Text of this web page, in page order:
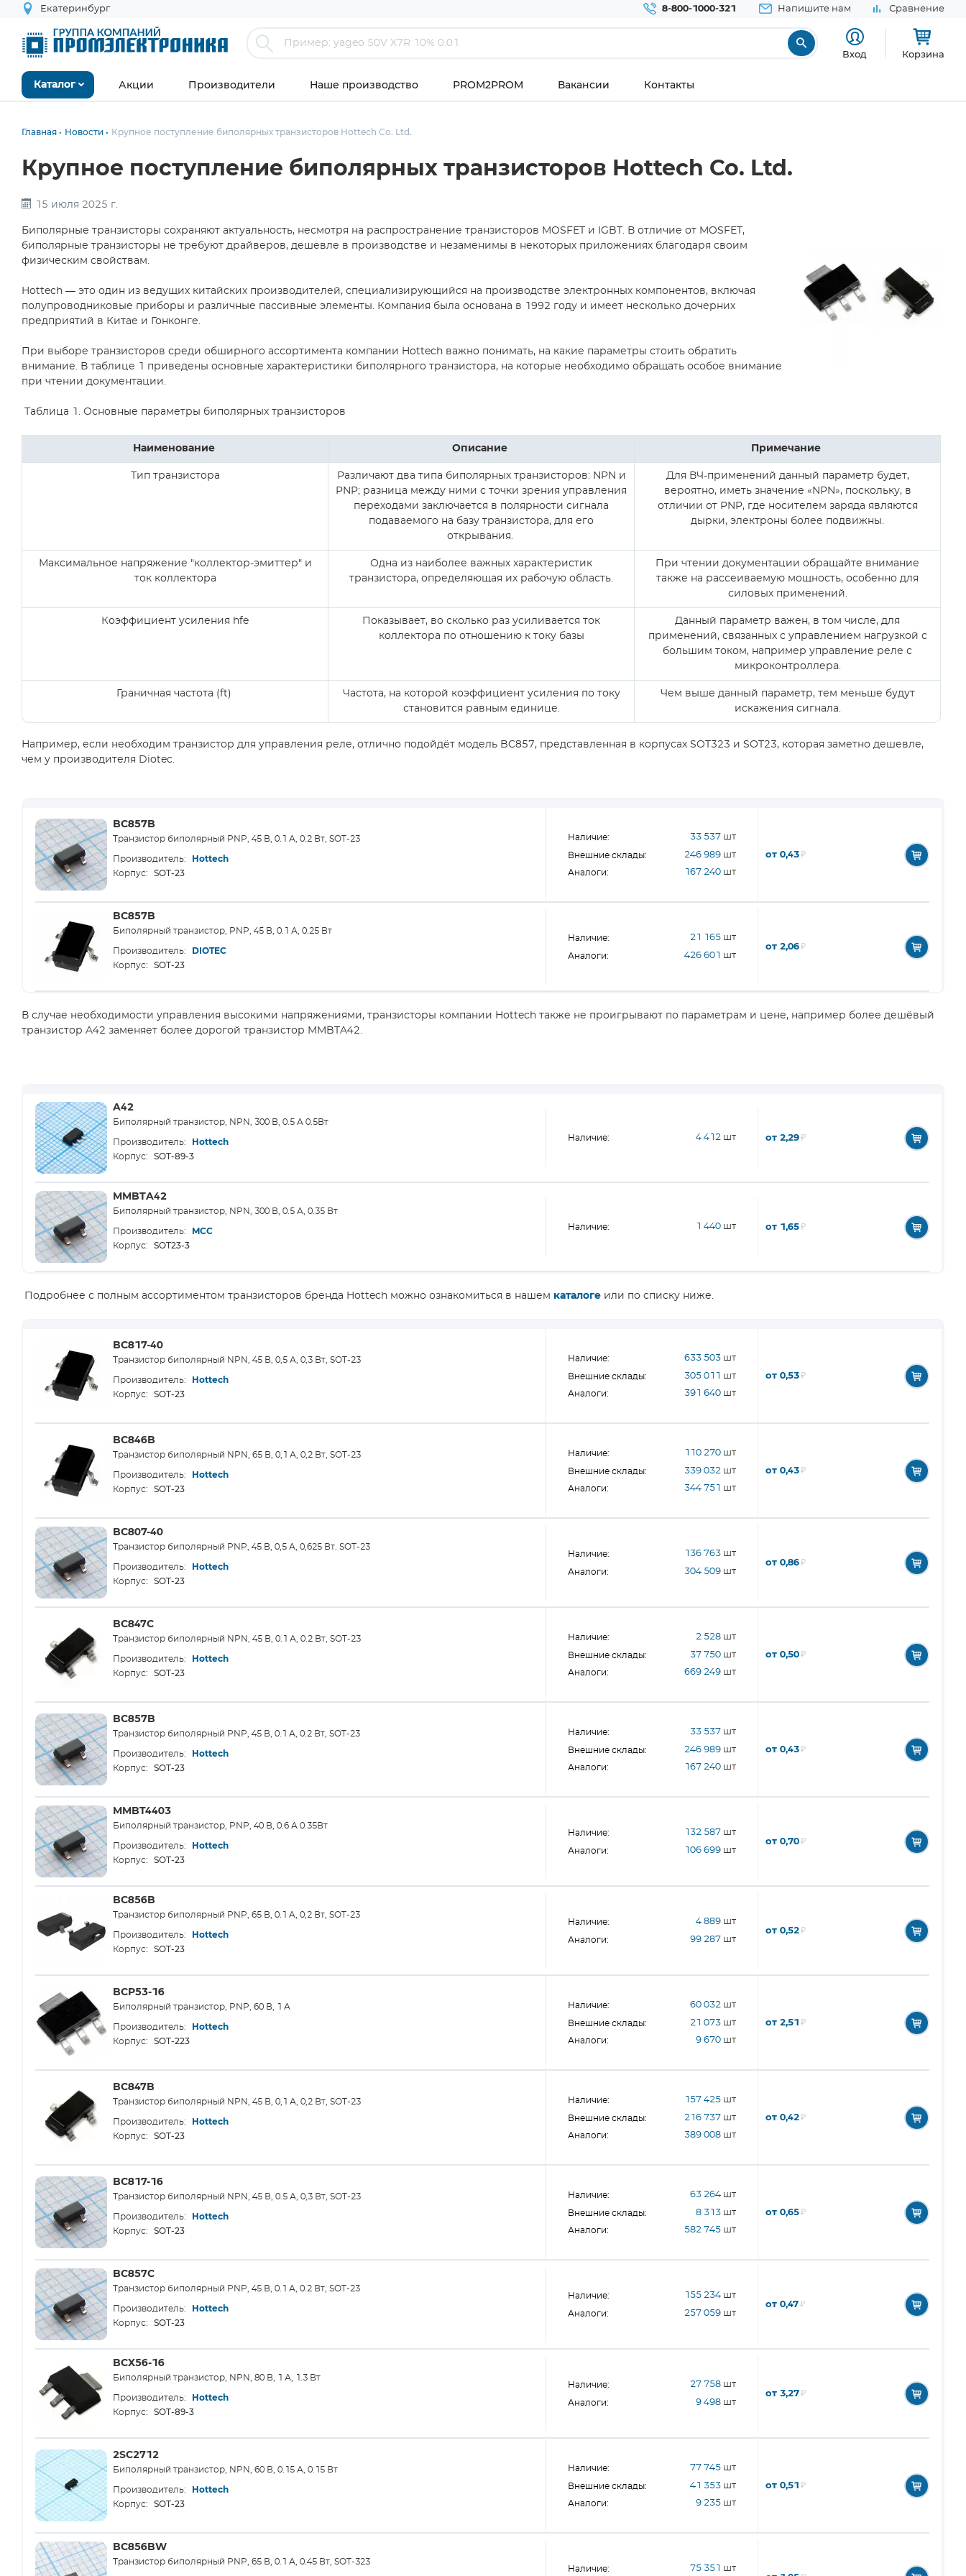
Екатеринбург 8-800-1000-321 Напишите нам Сравнение
Вход Корзина
Каталог Акции Производители Наше производство PROM2PROM Вакансии Контакты
Главная Новости Крупное поступление биполярных транзисторов Hottech Co. Ltd.
Крупное поступление биполярных транзисторов Hottech Co. Ltd.
15 июля 2025 г.
Биполярные транзисторы сохраняют актуальность, несмотря на распространение транзисторов MOSFET и IGBT. В отличие от MOSFET,
биполярные транзисторы не требуют драйверов, дешевле в производстве и незаменимы в некоторых приложениях благодаря своим
физическим свойствам.
Hottech — это один из ведущих китайских производителей, специализирующийся на производстве электронных компонентов, включая
полупроводниковые приборы и различные пассивные элементы. Компания была основана в 1992 году и имеет несколько дочерних
предприятий в Китае и Гонконге.
При выборе транзисторов среди обширного ассортимента компании Hottech важно понимать, на какие параметры стоить обратить
внимание. В таблице 1 приведены основные характеристики биполярного транзистора, на которые необходимо обращать особое внимание
при чтении документации.
Таблица 1. Основные параметры биполярных транзисторов
Наименование Описание Примечание
Тип транзистора
Различают два типа биполярных транзисторов: NPN и
PNP; разница между ними с точки зрения управления
переходами заключается в полярности сигнала
подаваемого на базу транзистора, для его
открывания.
Для ВЧ-применений данный параметр будет,
вероятно, иметь значение «NPN», поскольку, в
отличии от PNP, где носителем заряда являются
дырки, электроны более подвижны.
Максимальное напряжение "коллектор-эмиттер" и
ток коллектора
Одна из наиболее важных характеристик
транзистора, определяющая их рабочую область.
При чтении документации обращайте внимание
также на рассеиваемую мощность, особенно для
силовых применений.
Коэффициент усиления hfe
Показывает, во сколько раз усиливается ток
коллектора по отношению к току базы
Данный параметр важен, в том числе, для
применений, связанных с управлением нагрузкой с
большим током, например управление реле с
микроконтроллера.
Граничная частота (ft)
Частота, на которой коэффициент усиления по току
становится равным единице.
Чем выше данный параметр, тем меньше будут
искажения сигнала.
Например, если необходим транзистор для управления реле, отлично подойдёт модель BC857, представленная в корпусах SOT323 и SOT23, которая заметно дешевле,
чем у производителя Diotec.
BC857B
Транзистор биполярный PNP, 45 В, 0.1 А, 0.2 Вт, SOT-23
Производитель:
Hottech
Корпус:
SOT-23
Наличие: 33 537 шт
Внешние склады: 246 989 шт
Аналоги: 167 240 шт
от 0,43₽
BC857B
Биполярный транзистор, PNP, 45 В, 0.1 А, 0.25 Вт
Производитель:
DIOTEC
Корпус:
SOT-23
Наличие: 21 165 шт
Аналоги: 426 601 шт
от 2,06₽
В случае необходимости управления высокими напряжениями, транзисторы компании Hottech также не проигрывают по параметрам и цене, например более дешёвый
транзистор A42 заменяет более дорогой транзистор MMBTA42.
A42
Биполярный транзистор, NPN, 300 В, 0.5 А 0.5Вт
Производитель:
Hottech
Корпус:
SOT-89-3
Наличие: 4 412 шт от 2,29₽
MMBTA42
Биполярный транзистор, NPN, 300 В, 0.5 А, 0.35 Вт
Производитель:
MCC
Корпус:
SOT23-3
Наличие: 1 440 шт от 1,65₽
Подробнее с полным ассортиментом транзисторов бренда Hottech можно ознакомиться в нашем каталоге или по списку ниже.
BC817-40
Транзистор биполярный NPN, 45 В, 0,5 А, 0,3 Вт, SOT-23
Производитель:
Hottech
Корпус:
SOT-23
Наличие: 633 503 шт
Внешние склады: 305 011 шт
Аналоги: 391 640 шт
от 0,53₽
BC846B
Транзистор биполярный NPN, 65 В, 0,1 А, 0,2 Вт, SOT-23
Производитель:
Hottech
Корпус:
SOT-23
Наличие: 110 270 шт
Внешние склады: 339 032 шт
Аналоги: 344 751 шт
от 0,43₽
BC807-40
Транзистор биполярный PNP, 45 В, 0,5 А, 0,625 Вт. SOT-23
Производитель:
Hottech
Корпус:
SOT-23
Наличие: 136 763 шт
Аналоги: 304 509 шт
от 0,86₽
BC847C
Транзистор биполярный NPN, 45 В, 0.1 А, 0.2 Вт, SOT-23
Производитель:
Hottech
Корпус:
SOT-23
Наличие: 2 528 шт
Внешние склады: 37 750 шт
Аналоги: 669 249 шт
от 0,50₽
BC857B
Транзистор биполярный PNP, 45 В, 0.1 А, 0.2 Вт, SOT-23
Производитель:
Hottech
Корпус:
SOT-23
Наличие: 33 537 шт
Внешние склады: 246 989 шт
Аналоги: 167 240 шт
от 0,43₽
MMBT4403
Биполярный транзистор, PNP, 40 В, 0.6 А 0.35Вт
Производитель:
Hottech
Корпус:
SOT-23
Наличие: 132 587 шт
Аналоги: 106 699 шт
от 0,70₽
BC856B
Транзистор биполярный PNP, 65 В, 0.1 A, 0,2 Вт, SOT-23
Производитель:
Hottech
Корпус:
SOT-23
Наличие: 4 889 шт
Аналоги: 99 287 шт
от 0,52₽
BCP53-16
Биполярный транзистор, PNP, 60 В, 1 А
Производитель:
Hottech
Корпус:
SOT-223
Наличие: 60 032 шт
Внешние склады: 21 073 шт
Аналоги: 9 670 шт
от 2,51 ₽
BC847B
Транзистор биполярный NPN, 45 В, 0,1 А, 0,2 Вт, SOT-23
Производитель:
Hottech
Корпус:
SOT-23
Наличие: 157 425 шт
Внешние склады: 216 737 шт
Аналоги: 389 008 шт
от 0,42₽
BC817-16
Транзистор биполярный NPN, 45 В, 0.5 А, 0,3 Вт, SOT-23
Производитель:
Hottech
Корпус:
SOT-23
Наличие: 63 264 шт
Внешние склады: 8 313 шт
Аналоги: 582 745 шт
от 0,65₽
BC857C
Транзистор биполярный PNP, 45 В, 0.1 А, 0.2 Вт, SOT-23
Производитель:
Hottech
Корпус:
SOT-23
Наличие: 155 234 шт
Аналоги: 257 059 шт
от 0,47₽
BCX56-16
Биполярный транзистор, NPN, 80 В, 1 А, 1.3 Вт
Производитель:
Hottech
Корпус:
SOT-89-3
Наличие: 27 758 шт
Аналоги: 9 498 шт
от 3,27₽
2SC2712
Биполярный транзистор, NPN, 60 В, 0.15 А, 0.15 Вт
Производитель:
Hottech
Корпус:
SOT-23
Наличие: 77 745 шт
Внешние склады: 41 353 шт
Аналоги: 9 235 шт
от 0,51 ₽
BC856BW
Транзистор биполярный PNP, 65 В, 0.1 А, 0.45 Вт, SOT-323
Наличие: 75 351 шт